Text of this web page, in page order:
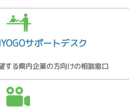
サポートデスク
する県内企業の方向けの相談窓口